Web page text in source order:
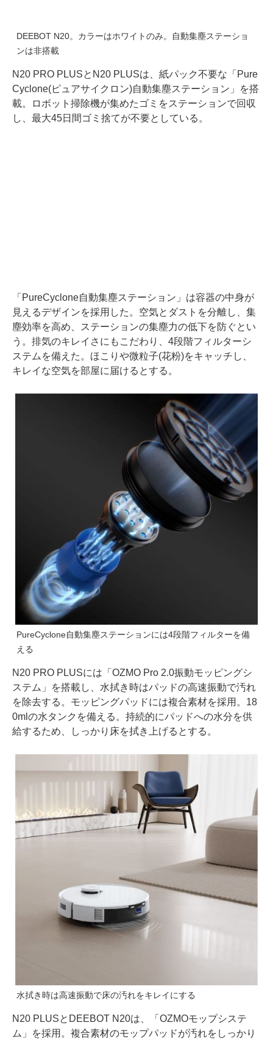
DEEBOT N20。カラーはホワイトのみ。自動集塵ステーショ
ンは非搭載
N20 PRO PLUSとN20 PLUSは、紙パック不要な「Pure
Cyclone(ピュアサイクロン)自動集塵ステーション」を搭
載。ロボット掃除機が集めたゴミをステーションで回収
し、最大45日間ゴミ捨てが不要としている。
「PureCyclone自動集塵ステーション」は容器の中身が
見えるデザインを採用した。空気とダストを分離し、集
塵効率を高め、ステーションの集塵力の低下を防ぐとい
う。排気のキレイさにもこだわり、4段階フィルターシ
ステムを備えた。ほこりや微粒子(花粉)をキャッチし、
キレイな空気を部屋に届けるとする。
PureCyclone自動集塵ステーションには4段階フィルターを備
える
N20 PRO PLUSには「OZMO Pro 2.0振動モッピングシ
ステム」を搭載し、水拭き時はパッドの高速振動で汚れ
を除去する。モッピングパッドには複合素材を採用。18
0mlの水タンクを備える。持続的にパッドへの水分を供
給するため、しっかり床を拭き上げるとする。
水拭き時は高速振動で床の汚れをキレイにする
N20 PLUSとDEEBOT N20は、「OZMOモップシステ
ム」を採用。複合素材のモップパッドが汚れをしっかり